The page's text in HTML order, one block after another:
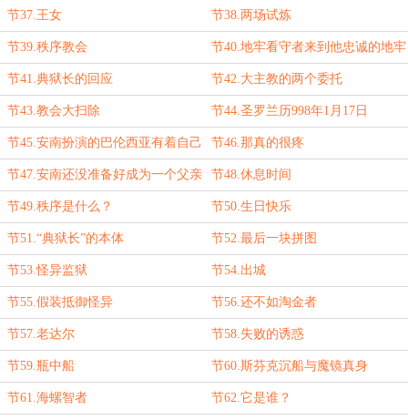
节37.王女 节38.两场试炼
节39.秩序教会 节40.地牢看守者来到他忠诚的地牢
节41.典狱长的回应 节42.大主教的两个委托
节43.教会大扫除 节44.圣罗兰历998年1月17日
节45.安南扮演的巴伦西亚有着自己
的想法
节46.那真的很疼
节47.安南还没准备好成为一个父亲 节48.休息时间
节49.秩序是什么？ 节50.生日快乐
节51.“典狱长”的本体 节52.最后一块拼图
节53.怪异监狱 节54.出城
节55.假装抵御怪异 节56.还不如淘金者
节57.老达尔 节58.失败的诱惑
节59.瓶中船 节60.斯芬克沉船与魔镜真身
节61.海螺智者 节62.它是谁？